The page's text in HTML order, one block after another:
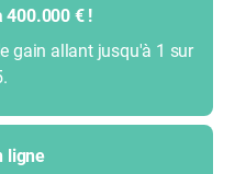
400.000 € !
gain allant jusqu'à 1 sur
ligne